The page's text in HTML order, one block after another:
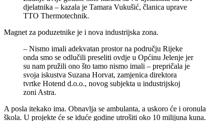
djelatnika – kazala je Tamara Vukušić, članica uprave
TTO Thermotechnik.
Magnet za poduzetnike je i nova industrijska zona.
– Nismo imali adekvatan prostor na području Rijeke
onda smo se odlučili preseliti ovdje u Općinu Jelenje jer
su nam pružili ono što tamo nismo imali – prepričala je
svoja iskustva Suzana Horvat, zamjenica direktora
tvrtke Hotend d.o.o., novog subjekta u industrijskoj
zoni Astra.
A posla itekako ima. Obnavlja se ambulanta, a uskoro će i oronula
škola. U projekte će se iduće godine utrošiti oko 10 milijuna kuna.